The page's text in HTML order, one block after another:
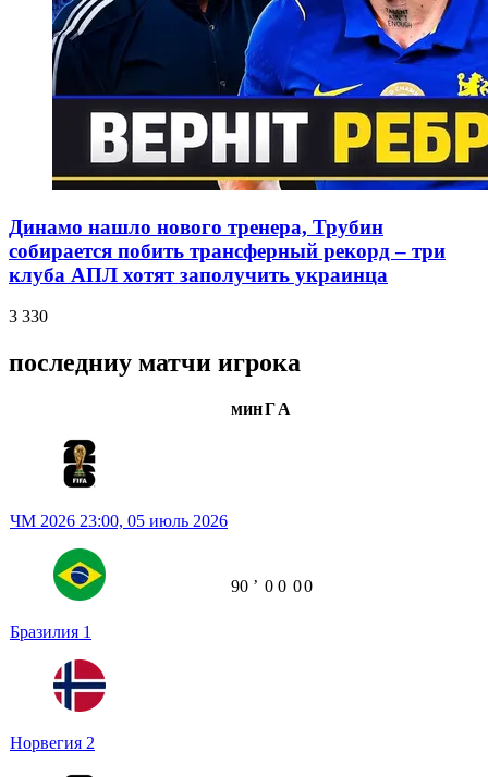
Динамо нашло нового тренера, Трубин
собирается побить трансферный рекорд – три
клуба АПЛ хотят заполучить украинца
3 330
последниу матчи игрока
минГА
ЧМ 2026 23:00, 05 июль 2026
Бразилия 1
Норвегия 2
90 ʼ 0 0 00